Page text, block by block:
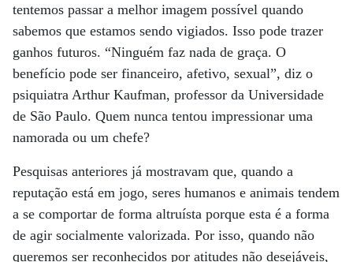
tentemos passar a melhor imagem possível quando
sabemos que estamos sendo vigiados. Isso pode trazer
ganhos futuros. “Ninguém faz nada de graça. O
benefício pode ser financeiro, afetivo, sexual”, diz o
psiquiatra Arthur Kaufman, professor da Universidade
de São Paulo. Quem nunca tentou impressionar uma
namorada ou um chefe?
Pesquisas anteriores já mostravam que, quando a
reputação está em jogo, seres humanos e animais tendem
a se comportar de forma altruísta porque esta é a forma
de agir socialmente valorizada. Por isso, quando não
queremos ser reconhecidos por atitudes não desejáveis,